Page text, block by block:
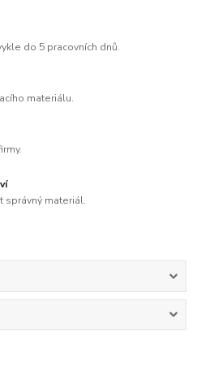
do 5 pracovních dnů.
materiálu.
správný materiál.